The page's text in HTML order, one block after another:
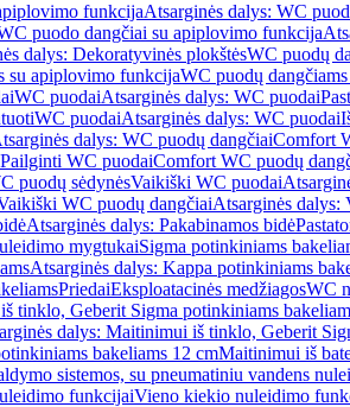
funkcijaAtsarginės dalys: WC
puodo dangčiai su apiplovimo funkcija
dalys: Dekoratyvinės plokštėsWC puodų
su apiplovimo funkcijaWC puodų
WC puodaiAtsarginės dalys: WC puodai
WC puodaiAtsarginės dalys: WC puodai
dalys: WC puodų dangčiaiComfort
WC puodaiComfort WC puodų
puodų sėdynėsVaikiški WC puodai
WC puodų dangčiaiAtsarginės dalys:
Atsarginės dalys: Pakabinamos bidė
mygtukaiSigma potinkiniams
Atsarginės dalys: Kappa potinkiniams
PriedaiEksploatacinės medžiagosWC
tinklo, Geberit Sigma potinkiniams
dalys: Maitinimui iš tinklo, Geberit
bakeliams 12 cmMaitinimui iš
sistemos, su pneumatiniu vandens
funkcijaiVieno kiekio nuleidimo